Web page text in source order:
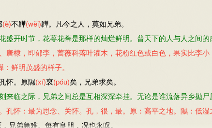
(è)不韡(wěi)韡。凡今之人，莫如兄弟。
盛开时节，花萼花蒂是那样的灿烂鲜明。普天下的人与人之间的
唐棣，即郁李，蔷薇科落叶灌木，花粉红色或白色，果实比李小
：鲜明茂盛的样子。
怀。原隰(xí)裒(póu)矣，兄弟求矣。
来临之际，兄弟之间总是互相深深牵挂。无论是谁流落异乡抛尸
孔怀：最为思念、关怀。孔，很，最。原：高平之地。隰：低湿
兄弟急难。每有良朋，况也永叹。